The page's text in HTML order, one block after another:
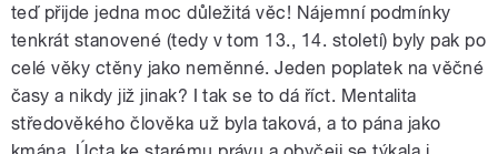
teď přijde jedna moc důležitá věc! Nájemní podmínky
tenkrát stanovené (tedy v tom 13., 14. století) byly pak po
celé věky ctěny jako neměnné. Jeden poplatek na věčné
časy a nikdy již jinak? I tak se to dá říct. Mentalita
středověkého člověka už byla taková, a to pána jako